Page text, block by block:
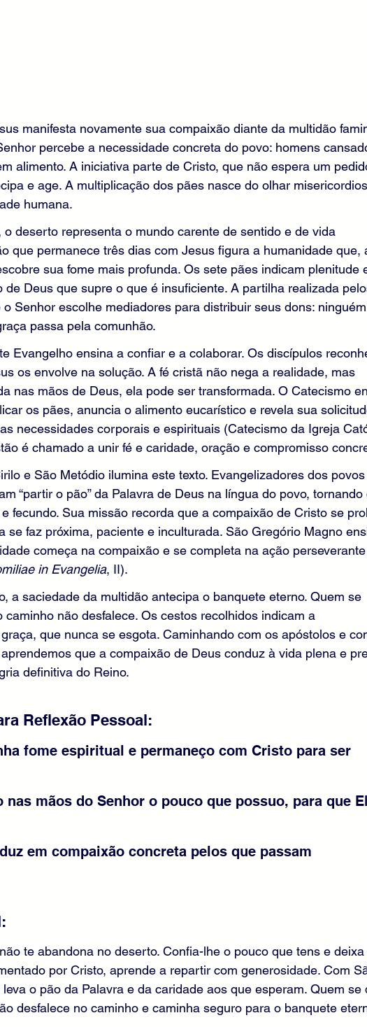
manifesta novamente sua compaixão diante da multidão
percebe a necessidade concreta do povo: homens
alimento. A iniciativa parte de Cristo, que não espera um
e age. A multiplicação dos pães nasce do olhar
humana.
o deserto representa o mundo carente de sentido e de vida
que permanece três dias com Jesus figura a humanidade que,
sua fome mais profunda. Os sete pães indicam plenitude
de Deus que supre o que é insuficiente. A partilha realizada
Senhor escolhe mediadores para distribuir seus dons:
passa pela comunhão.
Evangelho ensina a confiar e a colaborar. Os discípulos
os envolve na solução. A fé cristã não nega a realidade, mas
nas mãos de Deus, ela pode ser transformada. O Catecismo
os pães, anuncia o alimento eucarístico e revela sua
necessidades corporais e espirituais (Catecismo da Igreja
é chamado a unir fé e caridade, oração e compromisso
e São Metódio ilumina este texto. Evangelizadores dos povos
“partir o pão” da Palavra de Deus na língua do povo, tornando
fecundo. Sua missão recorda que a compaixão de Cristo se
se faz próxima, paciente e inculturada. São Gregório Magno
começa na compaixão e se completa na ação perseverante
in Evangelia, II).
a saciedade da multidão antecipa o banquete eterno. Quem se
caminho não desfalece. Os cestos recolhidos indicam a
que nunca se esgota. Caminhando com os apóstolos e
que a compaixão de Deus conduz à vida plena e
definitiva do Reino.
Reflexão Pessoal:
fome espiritual e permaneço com Cristo para ser
nas mãos do Senhor o pouco que possuo, para que
em compaixão concreta pelos que passam
te abandona no deserto. Confia-lhe o pouco que tens e
por Cristo, aprende a repartir com generosidade. Com
o pão da Palavra e da caridade aos que esperam. Quem se
desfalece no caminho e caminha seguro para o banquete